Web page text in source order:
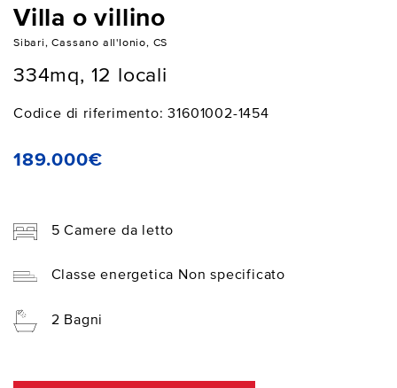
Villa o villino
Sibari, Cassano all'Ionio, CS
334mq, 12 locali
Codice di riferimento: 31601002-1454
189.000€
5 Camere da letto
Classe energetica Non specificato
2 Bagni